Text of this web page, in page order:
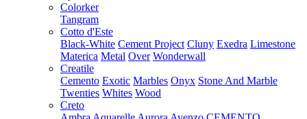
Colorker
Tangram
Cotto d'Este
Black-White Cement Project Cluny Exedra Limestone
Materica Metal Over Wonderwall
Creatile
Cemento Exotic Marbles Onyx Stone And Marble
Twenties Whites Wood
Creto